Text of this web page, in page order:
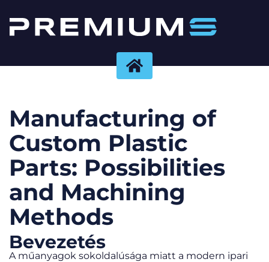
Manufacturing of
Custom Plastic
Parts: Possibilities
and Machining
Methods
Bevezetés
A műanyagok sokoldalúsága miatt a modern ipari